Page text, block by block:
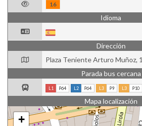
16
Idioma
Dirección
Plaza Teniente Arturo Muñoz, 1
Parada bus cercana
L1 P64 L2 P64 L3 P9 L3 P10
Mapa localización
+